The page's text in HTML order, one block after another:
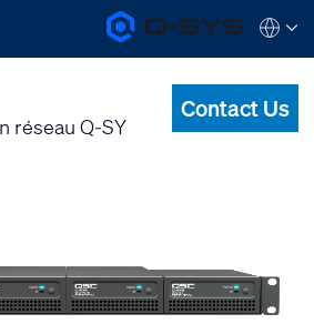
Q-
SYS
Products
Homepage
Deutsch
réseau Q-SY
Contact Us